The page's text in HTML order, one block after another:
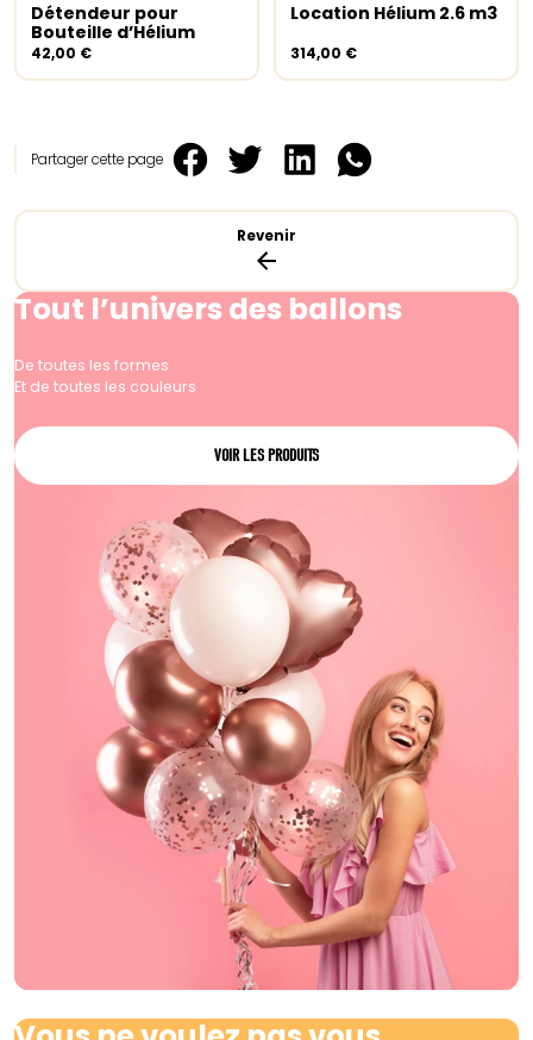
Revenir
Ajouter au panier
Détendeur pour
Bouteille d’Hélium
42,00 €
Lire la suite
Location Hélium 2.6 m3
314,00 €
Partager cette page
Tout l’univers des ballons
De toutes les formes
Et de toutes les couleurs
VOIR LES PRODUITS